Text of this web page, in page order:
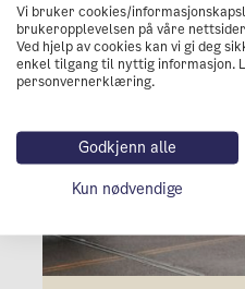
Vi bruker cookies/
brukeropplevelsen på våre
Ved hjelp av cookies kan vi gi deg
enkel tilgang til nyttig informasjon.
personvernerklæring.
Godkjenn alle
Kun nødvendige